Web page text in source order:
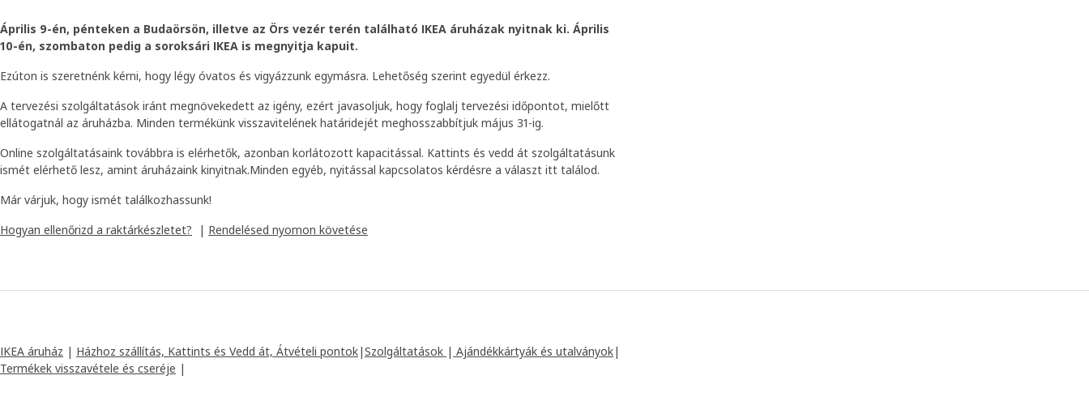
Április 9-én, pénteken a Budaörsön, illetve az Örs vezér terén található IKEA áruházak nyitnak ki. Április
10-én, szombaton pedig a soroksári IKEA is megnyitja kapuit.
Ezúton is szeretnénk kérni, hogy légy óvatos és vigyázzunk egymásra. Lehetőség szerint egyedül érkezz.
A tervezési szolgáltatások iránt megnövekedett az igény, ezért javasoljuk, hogy foglalj tervezési időpontot, mielőtt
ellátogatnál az áruházba. Minden termékünk visszavitelének határidejét meghosszabbítjuk május 31-ig.
Online szolgáltatásaink továbbra is elérhetők, azonban korlátozott kapacitással. Kattints és vedd át szolgáltatásunk
ismét elérhető lesz, amint áruházaink kinyitnak.Minden egyéb, nyitással kapcsolatos kérdésre a választ itt találod.
Már várjuk, hogy ismét találkozhassunk!
Hogyan ellenőrizd a raktárkészletet? | Rendelésed nyomon követése
IKEA áruház | Házhoz szállítás, Kattints és Vedd át, Átvételi pontok|Szolgáltatások | Ajándékkártyák és utalványok|
Termékek visszavétele és cseréje |